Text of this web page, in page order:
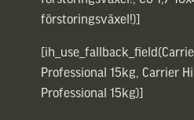
förstoringsväxel!)]
Professional 15kg, Carrier
Professional 15kg)]